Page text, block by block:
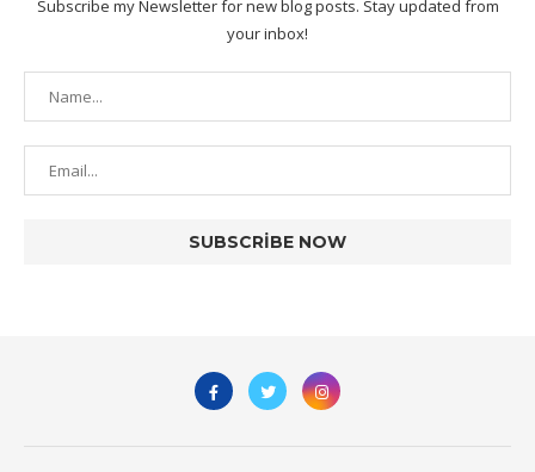
Subscribe my Newsletter for new blog posts. Stay updated from
your inbox!